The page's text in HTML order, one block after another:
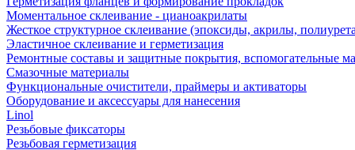
Моментальное склеивание - цианоакрилаты
Жесткое структурное склеивание (эпоксиды, акрилы,
Эластичное склеивание и герметизация
Ремонтные составы и защитные покрытия, вспомогательные
Смазочные материалы
Функциональные очистители, праймеры и активаторы
Оборудование и аксессуары для нанесения
Linol
Резьбовые фиксаторы
Резьбовая герметизация